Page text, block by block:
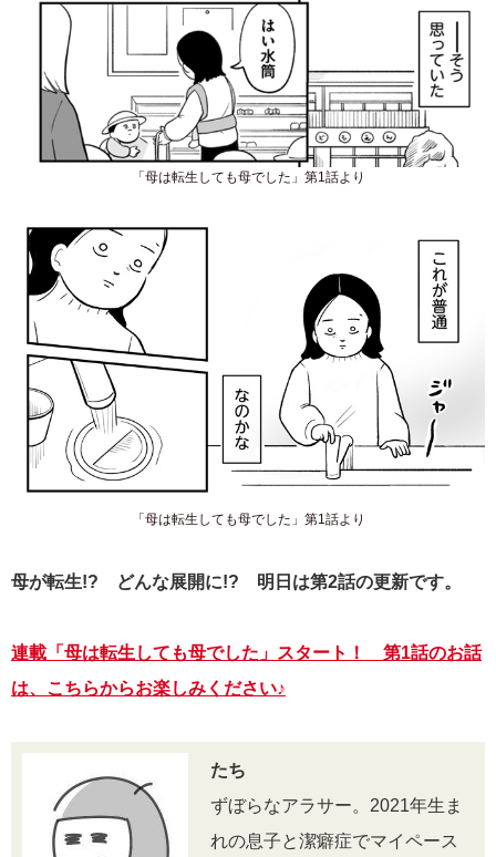
「母は転生しても母でした」第1話より
「母は転生しても母でした」第1話より
母が転生!? どんな展開に!? 明日は第2話の更新です。
連載「母は転生しても母でした」スタート！ 第1話のお話
は、こ ちらからお楽しみください♪
たち
ずぼらなアラサー。2021年生ま
れの息子と潔癖症でマイペース